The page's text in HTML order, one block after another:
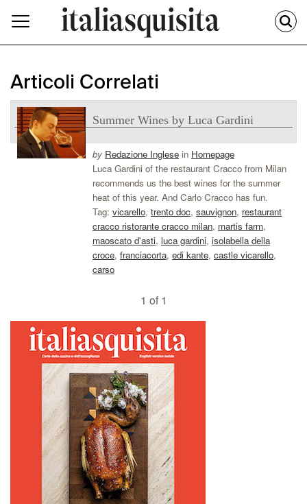
Articoli Correlati
Summer Wines by Luca Gardini
by Redazione Inglese in Homepage
Luca Gardini of the restaurant Cracco from Milan
recommends us the best wines for the summer
heat of this year. And Carlo Cracco has fun.
Tag: vicarello, trento doc, sauvignon, restaurant
cracco ristorante cracco milan, martis farm,
maoscato d'asti, luca gardini, isolabella della
croce, franciacorta, edi kante, castle vicarello,
carso
1 of 1